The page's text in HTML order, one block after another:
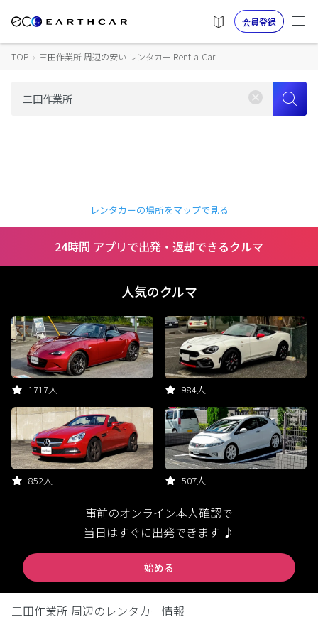
会員登録
TOP › 三田作業所 周辺の安い レンタカー Rent-a-Car
レンタカーの場所をマップで見る
24時間 アプリで出発・返却できるクルマ
人気のクルマ
1717人 984人
852人 507人
事前のオンライン本人確認で
当日はすぐに出発できます ♪
始める
三田作業所 周辺のレンタカー情報